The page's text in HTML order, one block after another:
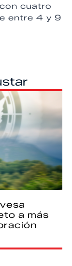
cuatro
entre 4 y 9
a más